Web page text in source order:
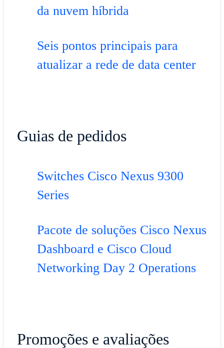
da nuvem híbrida
Seis pontos principais para
atualizar a rede de data center
Guias de pedidos
Switches Cisco Nexus 9300
Series
Pacote de soluções Cisco Nexus
Dashboard e Cisco Cloud
Networking Day 2 Operations
Promoções e avaliações